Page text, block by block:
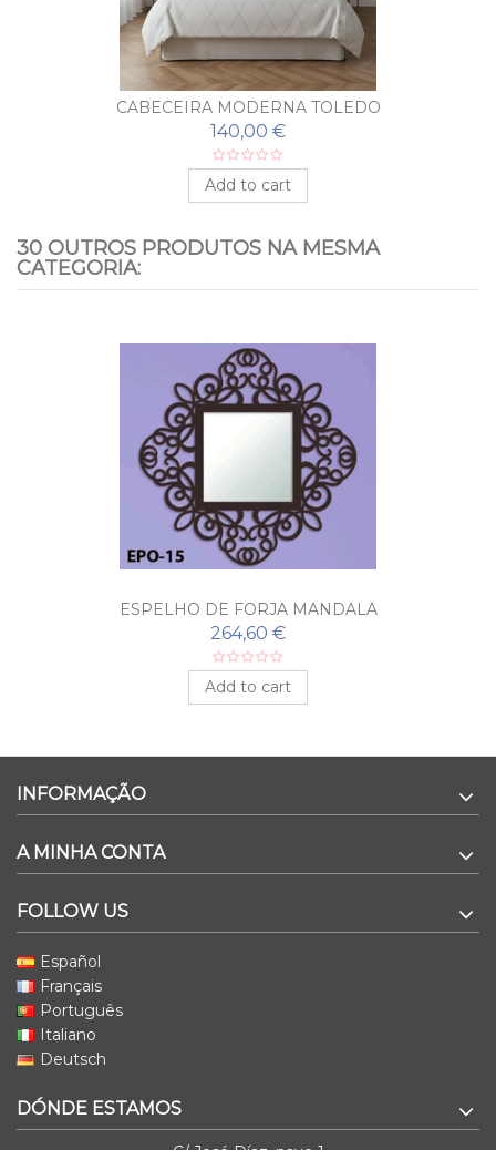
CABECEIRA MODERNA TOLEDO
140,00 €
Add to cart
30 OUTROS PRODUTOS NA MESMA
CATEGORIA:
ESPELHO DE FORJA MANDALA
264,60 €
Add to cart
INFORMAÇÃO
A MINHA CONTA
FOLLOW US
Español
Français
Português
Italiano
Deutsch
DÓNDE ESTAMOS